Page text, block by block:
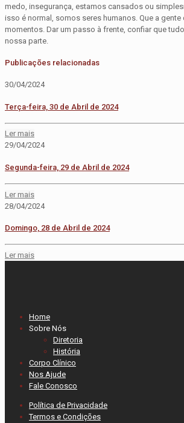
medo, insegurança, estamos cansados ou
isso é normal, somos seres humanos. Que a
momentos. Dar um passo à frente, confiar que
nossa parte.
Publicações relacionadas
30/04/2024
Terça-feira, 30 de Abril de 2024
Ler mais
29/04/2024
Segunda-feira, 29 de Abril de 2024
Ler mais
28/04/2024
Domingo, 28 de Abril de 2024
Ler mais
Home
Sobre Nós
Diretoria
História
Corpo Clínico
Nos Ajude
Fale Conosco
Política de Privacidade
Termos e Condições